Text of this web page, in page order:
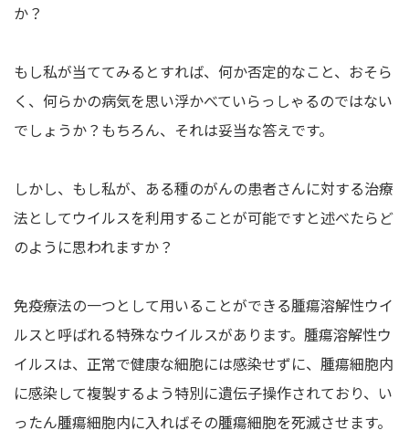
か？
もし私が当ててみるとすれば、何か否定的なこと、おそら
く、何らかの病気を思い浮かべていらっしゃるのではない
でしょうか？もちろん、それは妥当な答えです。
しかし、もし私が、ある種のがんの患者さんに対する治療
法としてウイルスを利用することが可能ですと述べたらど
のように思われますか？
免疫療法の一つとして用いることができる腫瘍溶解性ウイ
ルスと呼ばれる特殊なウイルスがあります。腫瘍溶解性ウ
イルスは、正常で健康な細胞には感染せずに、腫瘍細胞内
に感染して複製するよう特別に遺伝子操作されており、い
ったん腫瘍細胞内に入ればその腫瘍細胞を死滅させます。